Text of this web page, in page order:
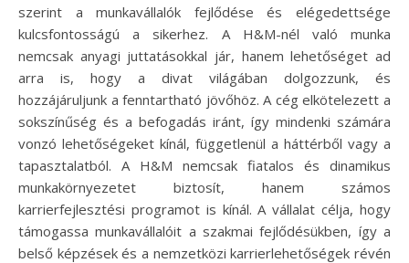
szerint a munkavállalók fejlődése és elégedettsége
kulcsfontosságú a sikerhez. A H&M-nél való munka
nemcsak anyagi juttatásokkal jár, hanem lehetőséget ad
arra is, hogy a divat világában dolgozzunk, és
hozzájáruljunk a fenntartható jövőhöz. A cég elkötelezett a
sokszínűség és a befogadás iránt, így mindenki számára
vonzó lehetőségeket kínál, függetlenül a háttérből vagy a
tapasztalatból. A H&M nemcsak fiatalos és dinamikus
munkakörnyezetet biztosít, hanem számos
karrierfejlesztési programot is kínál. A vállalat célja, hogy
támogassa munkavállalóit a szakmai fejlődésükben, így a
belső képzések és a nemzetközi karrierlehetőségek révén